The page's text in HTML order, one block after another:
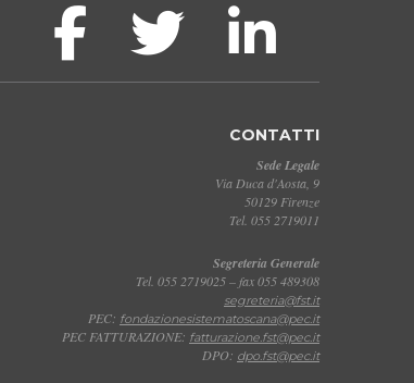
CONTATTI
Sede Legale
Via Duca d'Aosta, 9
50129 Firenze
Tel. 055 2719011
Segreteria Generale
Tel. 055 2719025 – fax 055 489308
segreteria@fst.it
PEC: fondazionesistematoscana@pec.it
PEC FATTURAZIONE: fatturazione.fst@pec.it
DPO: dpo.fst@pec.it